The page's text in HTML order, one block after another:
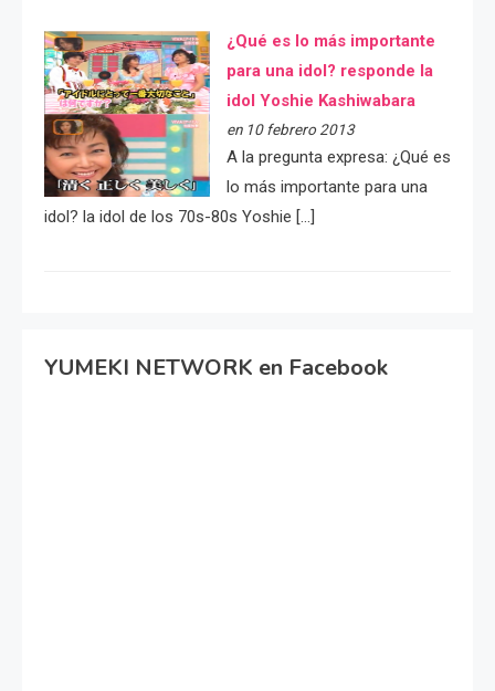
¿Qué es lo más importante
para una idol? responde la
idol Yoshie Kashiwabara
en 10 febrero 2013
A la pregunta expresa: ¿Qué es
lo más importante para una
idol? la idol de los 70s-80s Yoshie […]
YUMEKI NETWORK en Facebook